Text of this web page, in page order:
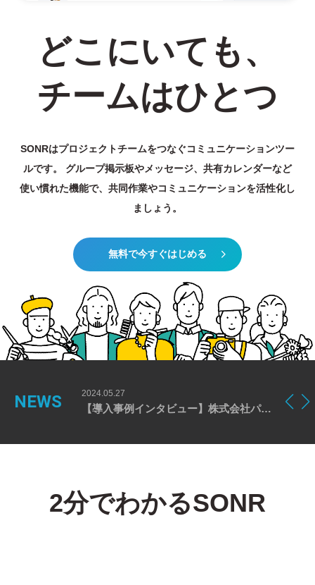
どこにいても、
チームはひとつ
SONRはプロジェクトチームをつなぐコミュニケーションツー
ルです。
グループ掲示板やメッセージ、共有カレンダーなど
使い慣れた機能で、 共同作業やコミュニケーションを活性化し
ましょう。
無料で今すぐはじめる
NEWS 2024.05.27
【導入事例インタビュー】株式会社パシオン様の事例を公開しました
2分でわかるSONR